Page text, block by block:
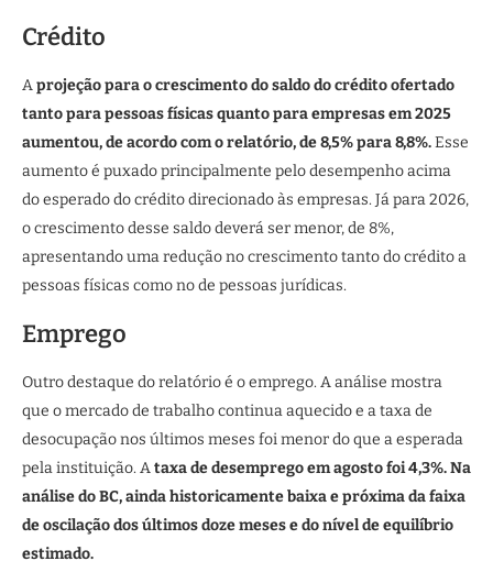
Crédito
Aprojeção para o crescimento do saldo do crédito ofertado
tanto para pessoas físicas quanto para empresas em 2025
aumentou, de acordo com o relatório, de 8,5% para 8,8%.Esse
aumento é puxado principalmente pelo desempenho acima
do esperado do crédito direcionado às empresas. Já para 2026,
o crescimento desse saldo deverá ser menor, de 8%,
apresentando uma redução no crescimento tanto do crédito a
pessoas físicas como no de pessoas jurídicas.
Emprego
Outro destaque do relatório é o emprego. A análise mostra
que o mercado de trabalho continua aquecido e a taxa de
desocupação nos últimos meses foi menor do que a esperada
pela instituição. Ataxa de desemprego em agosto foi 4,3%. Na
análise do BC, ainda historicamente baixa e próxima da faixa
de oscilação dos últimos doze meses e do nível de equilíbrio
estimado.